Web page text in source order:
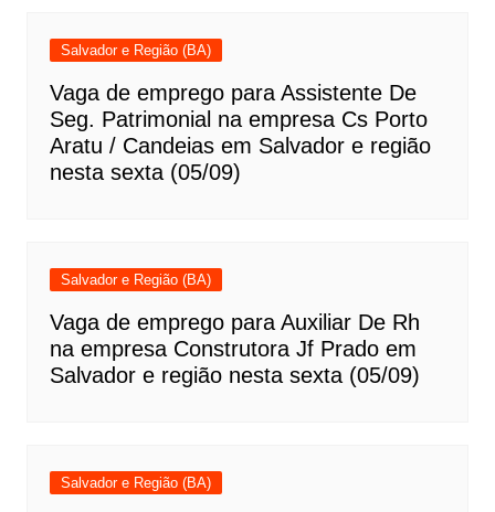
Salvador e Região (BA)
Vaga de emprego para Assistente De
Seg. Patrimonial na empresa Cs Porto
Aratu / Candeias em Salvador e região
nesta sexta (05/09)
Salvador e Região (BA)
Vaga de emprego para Auxiliar De Rh
na empresa Construtora Jf Prado em
Salvador e região nesta sexta (05/09)
Salvador e Região (BA)